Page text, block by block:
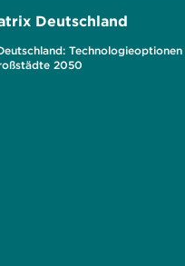
Deutschland
2050